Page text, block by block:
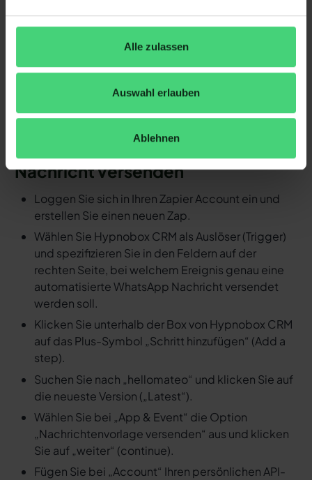
Alle zulassen
Auswahl erlauben
Ablehnen
Nachrichtenvorlage mit hellomateo versenden).
Fertig! So schnell ersparen Sie sich mit
Detaillierte Anleitung: Durch ein
automatisierte WhatsApp
Nachricht versenden
Loggen Sie sich in Ihren Zapier Account ein und
erstellen Sie einen neuen Zap.
Wählen Sie Hypnobox CRM als Auslöser (Trigger)
und spezifizieren Sie in den Feldern auf der
rechten Seite, bei welchem Ereignis genau eine
automatisierte WhatsApp Nachricht versendet
werden soll.
Klicken Sie unterhalb der Box von Hypnobox CRM
auf das Plus-Symbol „Schritt hinzufügen“ (Add a
step).
Suchen Sie nach „hellomateo“ und klicken Sie auf
die neueste Version („Latest“).
Wählen Sie bei „App & Event“ die Option
„Nachrichtenvorlage versenden“ aus und klicken
Sie auf „weiter“ (continue).
Fügen Sie bei „Account“ Ihren persönlichen API-